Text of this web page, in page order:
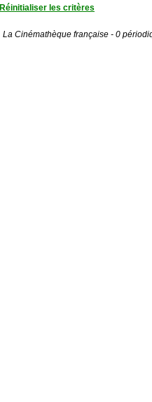
Réinitialiser les critères
La Cinémathèque française - 0